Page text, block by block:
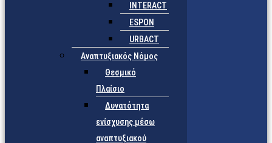
INTERACT
ESPON
URBACT
Αναπτυξιακός Νόμος
Θεσμικό
Πλαίσιο
Δυνατότητα
ενίσχυσης μέσω
αναπτυξιακού